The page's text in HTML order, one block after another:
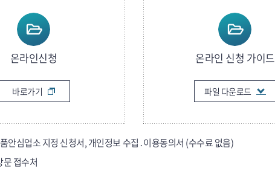
온라인신청
바로가기
온라인 신청 가이드
파일 다운로드
안심업소 지정 신청서, 개인정보 수집․이용동의서 (수수료 없음)
문 접수처